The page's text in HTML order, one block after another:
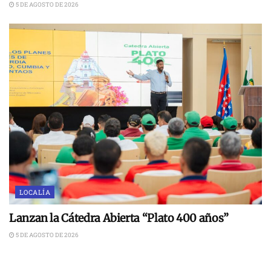
5 DE AGOSTO DE 2026
LOCALÍA
Lanzan la Cátedra Abierta “Plato 400 años”
5 DE AGOSTO DE 2026